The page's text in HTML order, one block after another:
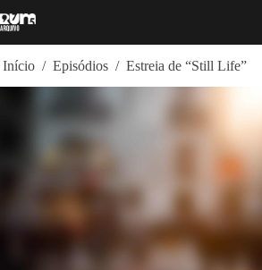
para
Início / Episódios / Estreia de “Still Life”